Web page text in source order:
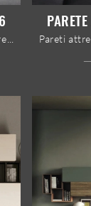
Se sei alla ricerca di mobili giorno e pareti attrezzate moderne, scegli il modello Parete attrezzata Zero 16 06 di Devina Nais: clicca e ottieni ...